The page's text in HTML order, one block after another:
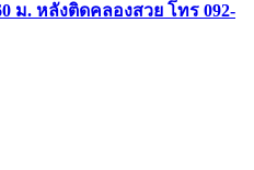
ม. หลังติดคลองสวย โทร 092-